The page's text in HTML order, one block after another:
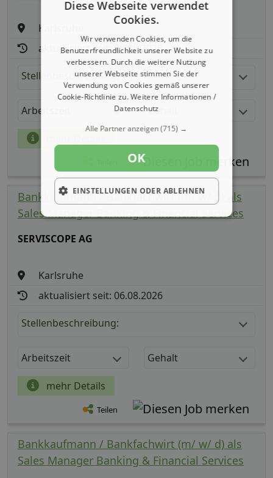
Karlsruhe
aktualisiert seit: 06.08.2026
Stellenbeschreibung:
Arbeitszeit Gehalt
Bankkaufmann / Bankfachwirt (m/ w/ d) als
Sales Manager Banking & Financial Services
SERVISCOPE AG
Karlsruhe
aktualisiert seit: 06.08.2026
Stellenbeschreibung:
Arbeitszeit Gehalt
mehr Details
Teilen
Bankkaufmann / Bankfachwirt (m/ w/ d) als
Sales Manager Banking & Financial Services
Diese Webseite verwendet
Cookies.
Wir verwenden Cookies, um die
Benutzerfreundlichkeit unserer Website zu
verbessern. Durch die weitere Nutzung
unserer Webseite stimmen Sie der
Verwendung von Cookies gemäß unserer
Cookie-Richtlinie zu.Weitere Informationen /
Datenschutz
Alle Partner anzeigen(715) →
OK
EINSTELLUNGEN ODER ABLEHNEN